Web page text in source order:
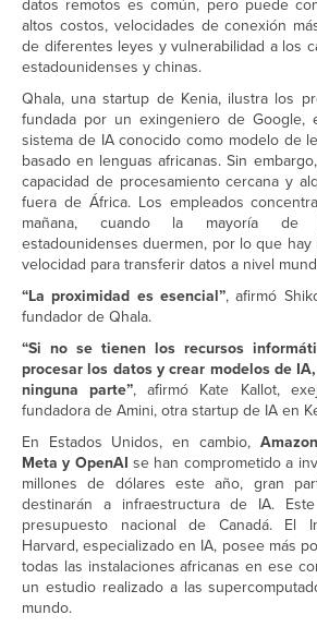
datos remotos es común, pero puede
altos costos, velocidades de conexión
de diferentes leyes y vulnerabilidad a los
estadounidenses y chinas.
Qhala, una startup de Kenia, ilustra los
fundada por un exingeniero de Google,
sistema de IA conocido como modelo de
basado en lenguas africanas. Sin
capacidad de procesamiento cercana y
fuera de África. Los empleados
mañana, cuando la mayoría de
estadounidenses duermen, por lo que
velocidad para transferir datos a nivel
“La proximidad es esencial”, afirmó
fundador de Qhala.
“Si no se tienen los recursos
procesar los datos y crear modelos de
ninguna parte”, afirmó Kate Kallot,
fundadora de Amini, otra startup de IA en
En Estados Unidos, en cambio,
Meta y OpenAIse han comprometido a
millones de dólares este año, gran
destinarán a infraestructura de IA.
presupuesto nacional de Canadá. El
Harvard, especializado en IA, posee más
todas las instalaciones africanas en ese
un estudio realizado a las
mundo.